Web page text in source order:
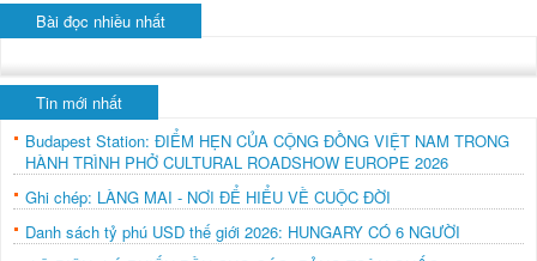
Bài đọc nhiều nhất
Tin mới nhất
Budapest Station: ĐIỂM HẸN CỦA CỘNG ĐỒNG VIỆT NAM TRONG
HÀNH TRÌNH PHỞ CULTURAL ROADSHOW EUROPE 2026
Ghi chép: LÀNG MAI - NƠI ĐỂ HIỂU VỀ CUỘC ĐỜI
Danh sách tỷ phú USD thế giới 2026: HUNGARY CÓ 6 NGƯỜI